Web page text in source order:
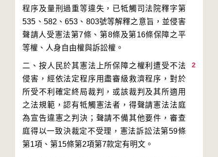
程序及量刑過重等違失，已牴觸司法院釋字第
535、582、653、803號等解釋之意旨，並侵害
聲請人受憲法第7條、第8條及第16條保障之平
2
二、按人民於其憲法上所保障之權利遭受不法
侵害，經依法定程序用盡審級救濟程序，對於
所受不利確定終局裁判，或該裁判及其所適用
之法規範，認有牴觸憲法者，得聲請憲法法庭
為宣告違憲之判決；聲請不備其他要件，審查
庭得以一致決裁定不受理，憲法訴訟法第59條